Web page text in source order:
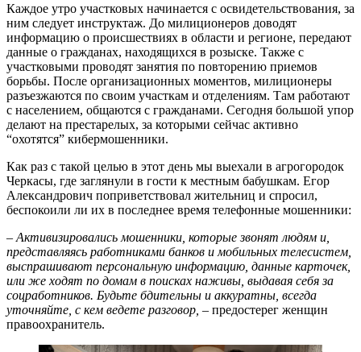
Каждое утро участковых начинается с освидетельствования, за
ним следует инструктаж. До милиционеров доводят
информацию о происшествиях в области и регионе, передают
данные о гражданах, находящихся в розыске. Также с
участковыми проводят занятия по повторению приемов
борьбы. После организационных моментов, милиционеры
разъезжаются по своим участкам и отделениям. Там работают
с населением, общаются с гражданами. Сегодня большой упор
делают на престарелых, за которыми сейчас активно
“охотятся” кибермошенники.
Как раз с такой целью в этот день мы выехали в агрогородок
Черкасы, где заглянули в гости к местным бабушкам. Егор
Александрович поприветствовал жительниц и спросил,
беспокоили ли их в последнее время телефонные мошенники:
– Активизировались мошенники, которые звонят людям и,
представляясь работниками банков и мобильных телесистем,
выспрашивают персональную информацию, данные карточек,
или же ходят по домам в поисках наживы, выдавая себя за
соцработников. Будьте бдительны и аккуратны, всегда
уточняйте, с кем ведете разговор, – предостерег женщин
правоохранитель.